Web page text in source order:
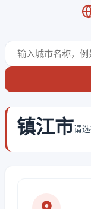
镇江市请